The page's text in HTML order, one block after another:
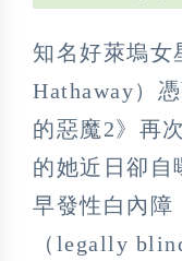
知名好萊塢女
Hathaway）
的惡魔2》再
的她近日卻自
早發性白內障
（legally